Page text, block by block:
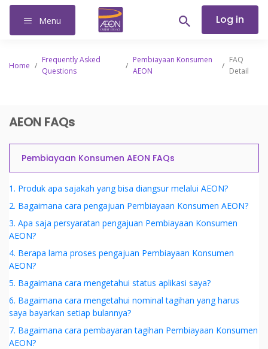
Log in
Menu
Home /
Frequently Asked
Questions
/
Pembiayaan Konsumen
AEON
/
FAQ
Detail
AEON FAQs
Pembiayaan Konsumen AEON FAQs
1. Produk apa sajakah yang bisa diangsur melalui AEON?
2. Bagaimana cara pengajuan Pembiayaan Konsumen AEON?
3. Apa saja persyaratan pengajuan Pembiayaan Konsumen
AEON?
4. Berapa lama proses pengajuan Pembiayaan Konsumen
AEON?
5. Bagaimana cara mengetahui status aplikasi saya?
6. Bagaimana cara mengetahui nominal tagihan yang harus
saya bayarkan setiap bulannya?
7. Bagaimana cara pembayaran tagihan Pembiayaan Konsumen
AEON?